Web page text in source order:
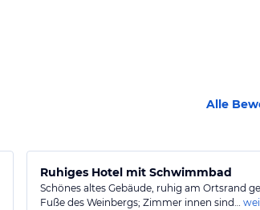
Alle
Ruhiges Hotel mit Schwimmbad
Schönes altes Gebäude, ruhig am Ortsrand
Fuße des Weinbergs; Zimmer innen sind…